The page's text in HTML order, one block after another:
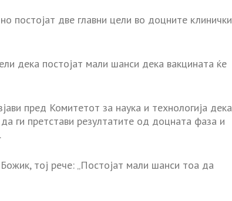
постојат две главни цели во доцните клинички
дека постојат мали шанси дека вакцината ќе
пред Комитетот за наука и технологија дека
ги претстави резултатите од доцната фаза и
тој рече: „Постојат мали шанси тоа да